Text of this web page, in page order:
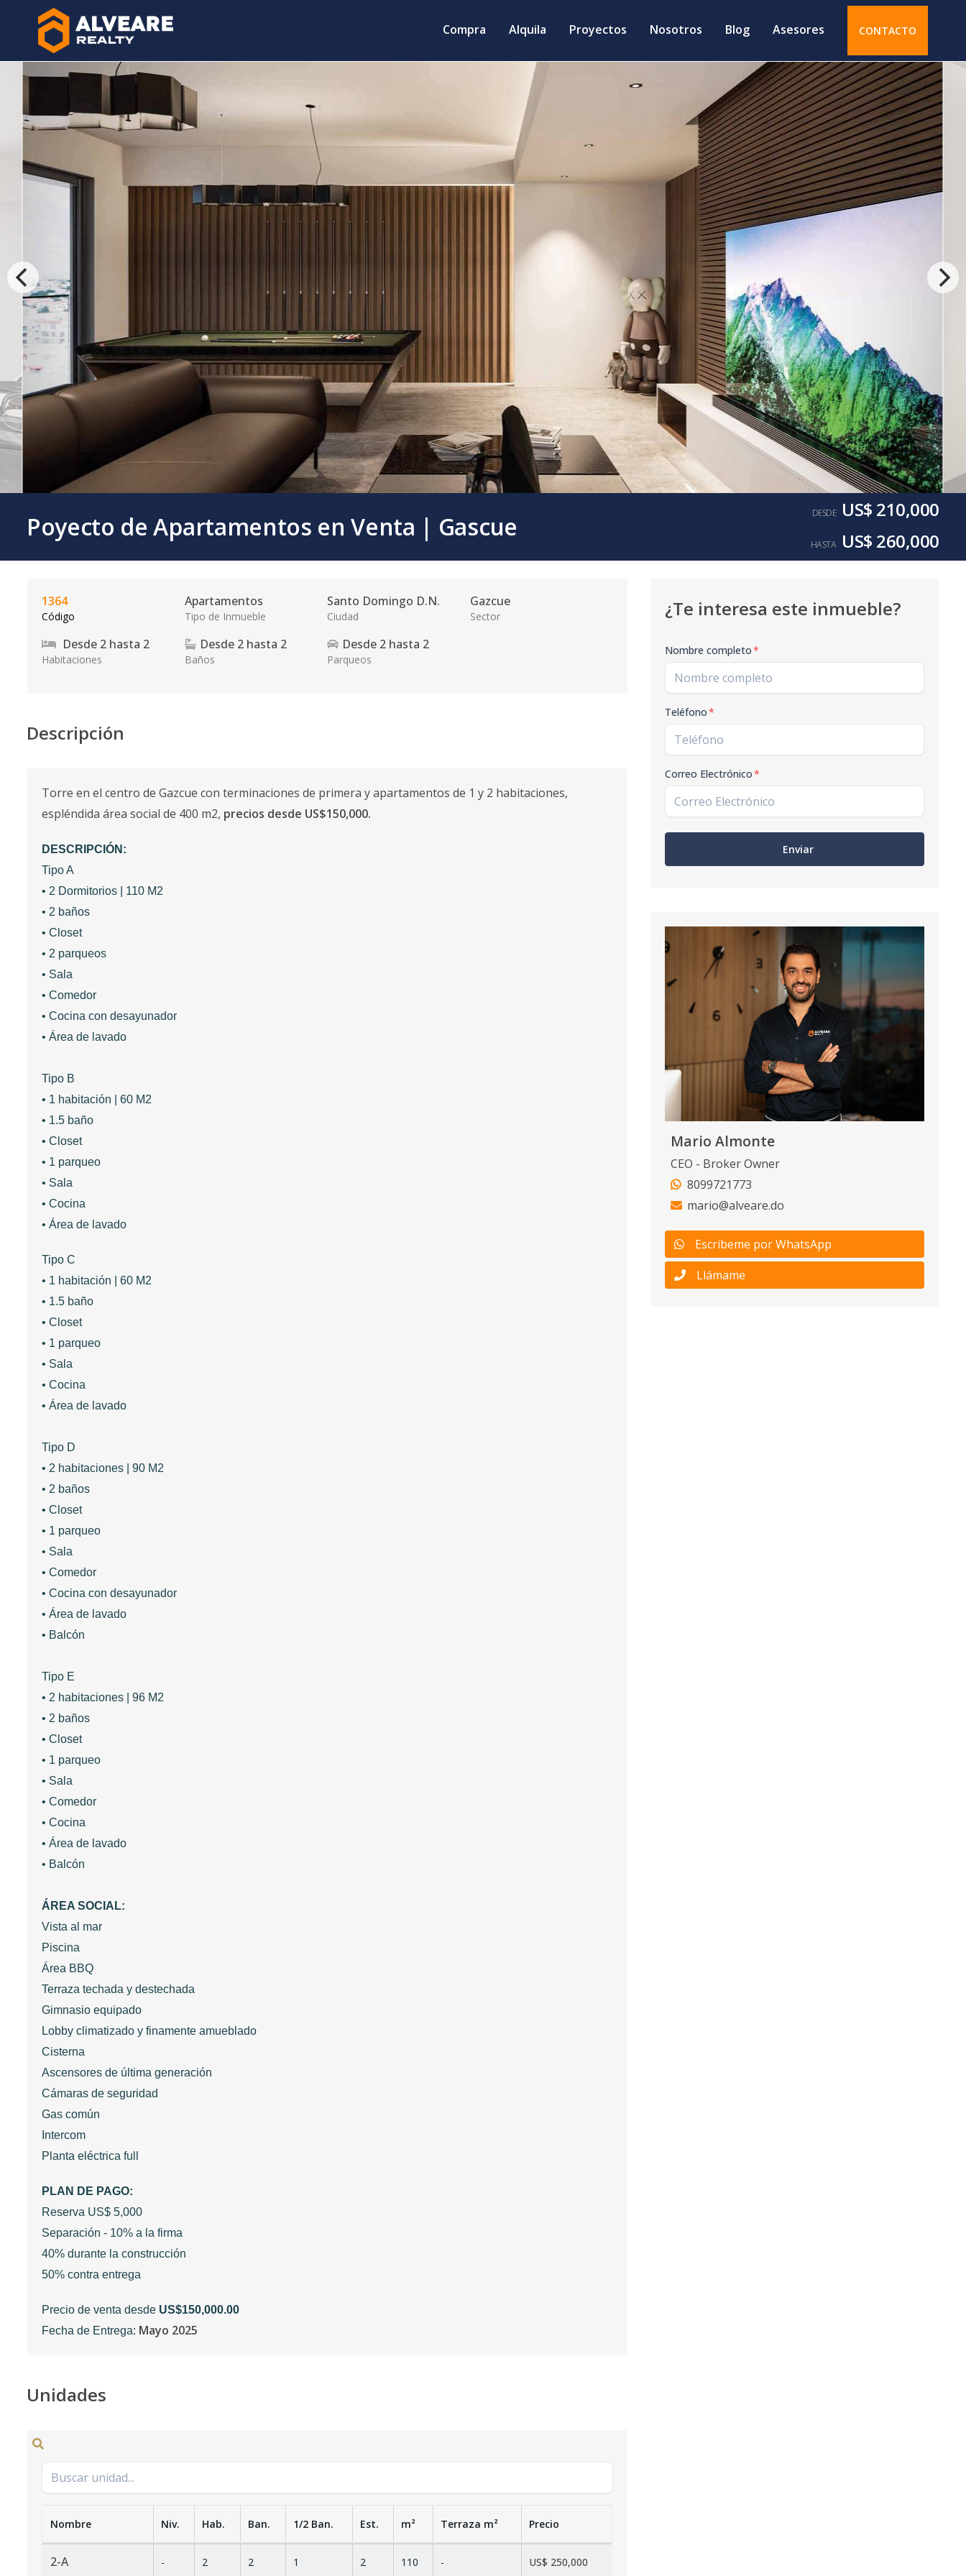
Compra Alquila Proyectos Nosotros Blog Asesores CONTACTO
Poyecto de Apartamentos en Venta | Gascue DESDE US$ 210,000
HASTA US$ 260,000
1364
Código
Apartamentos
Tipo de Inmueble
Santo Domingo D.N.
Ciudad
Gazcue
Sector
Desde 2 hasta 2
Habitaciones
Desde 2hasta 2
Baños
Desde 2 hasta 2
Parqueos
Descripción
Torre en el centro de Gazcue con terminaciones de primera y apartamentos de 1 y 2 habitaciones,
espléndida área social de 400 m2, precios desde US$150,000.
DESCRIPCIÓN:
Tipo A
• 2 Dormitorios | 110 M2
• 2 baños
• Closet
• 2 parqueos
• Sala
• Comedor
• Cocina con desayunador
• Área de lavado
Tipo B
• 1 habitación | 60 M2
• 1.5 baño
• Closet
• 1 parqueo
• Sala
• Cocina
• Área de lavado
Tipo C
• 1 habitación | 60 M2
• 1.5 baño
• Closet
• 1 parqueo
• Sala
• Cocina
• Área de lavado
Tipo D
• 2 habitaciones | 90 M2
• 2 baños
• Closet
• 1 parqueo
• Sala
• Comedor
• Cocina con desayunador
• Área de lavado
• Balcón
Tipo E
• 2 habitaciones | 96 M2
• 2 baños
• Closet
• 1 parqueo
• Sala
• Comedor
• Cocina
• Área de lavado
• Balcón
ÁREA SOCIAL:
Vista al mar
Piscina
Área BBQ
Terraza techada y destechada
Gimnasio equipado
Lobby climatizado y finamente amueblado
Cisterna
Ascensores de última generación
Cámaras de seguridad
Gas común
Intercom
Planta eléctrica full
PLAN DE PAGO:
Reserva US$ 5,000
Separación - 10% a la firma
40% durante la construcción
50% contra entrega
Precio de venta desde US$150,000.00
Fecha de Entrega: Mayo 2025
Unidades
Nombre Niv. Hab. Ban. 1/2 Ban. Est. m² Terraza m² Precio
2-A - 2 2 1 2 110 - US$ 250,000
¿Te interesa este inmueble?
Nombre completo*
Teléfono*
Correo Electrónico*
Enviar
Mario Almonte
CEO - Broker Owner
8099721773
mario@alveare.do
Escribeme por WhatsApp
Llámame